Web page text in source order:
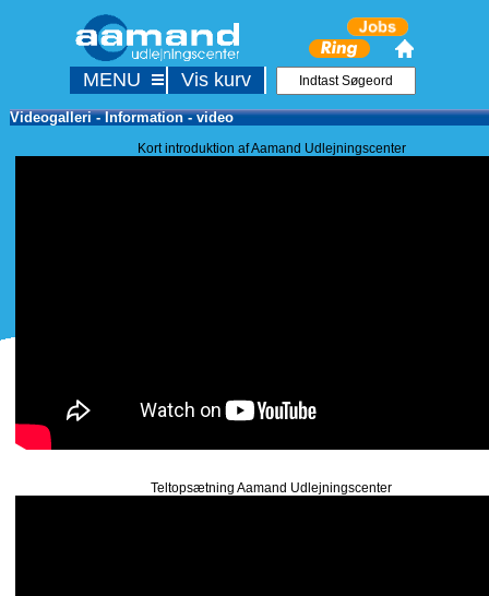
Videogalleri - Information - video
Kort introduktion af Aamand Udlejningscenter
Teltopsætning Aamand Udlejningscenter
MENU Vis kurv